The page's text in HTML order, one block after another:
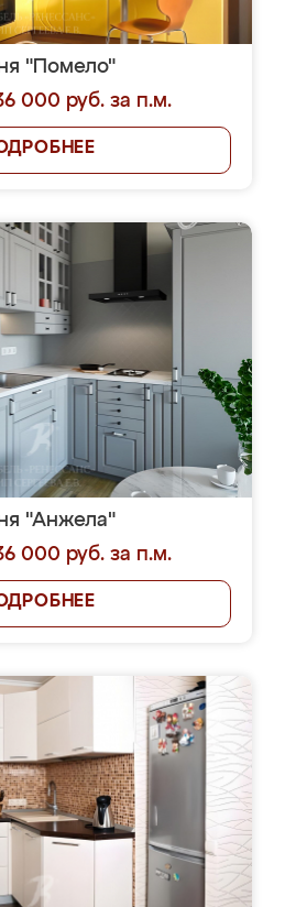
"Помело"
000 руб. за п.м.
"Анжела"
000 руб. за п.м.